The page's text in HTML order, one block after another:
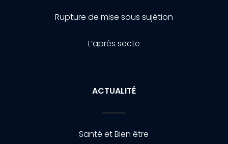
Rupture de mise sous sujétion
L’après secte
ACTUALITÉ
Santé et Bien être